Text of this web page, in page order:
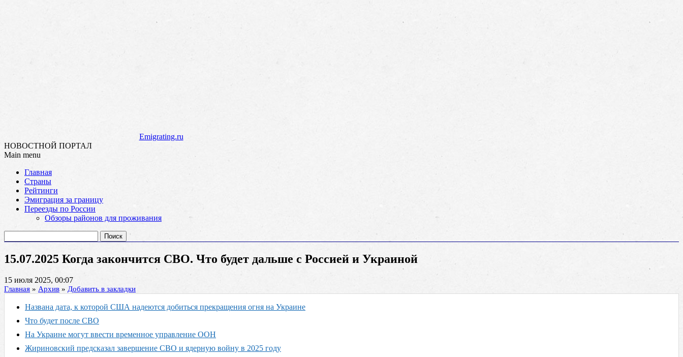
Emigrating.ru
НОВОСТНОЙ ПОРТАЛ
Main menu
content
Главная
Страны
Рейтинги
Эмиграция за границу
Переезды по России
Обзоры районов для проживания
15.07.2025 Когда закончится СВО. Что будет дальше с Россией и Украиной
15 июля 2025, 00:07
Главная » Архив » Добавить в закладки
Названа дата, к которой США надеются добиться прекращения огня на Украине
Что будет после СВО
На Украине могут ввести временное управление ООН
Жириновский предсказал завершение СВО и ядерную войну в 2025 году